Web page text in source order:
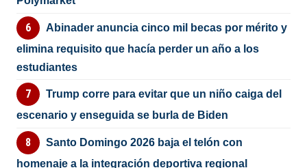
Abinader anuncia cinco mil becas por mérito y
elimina requisito que hacía perder un año a los
estudiantes
Trump corre para evitar que un niño caiga del
escenario y enseguida se burla de Biden
Santo Domingo 2026 baja el telón con
homenaje a la integración deportiva regional